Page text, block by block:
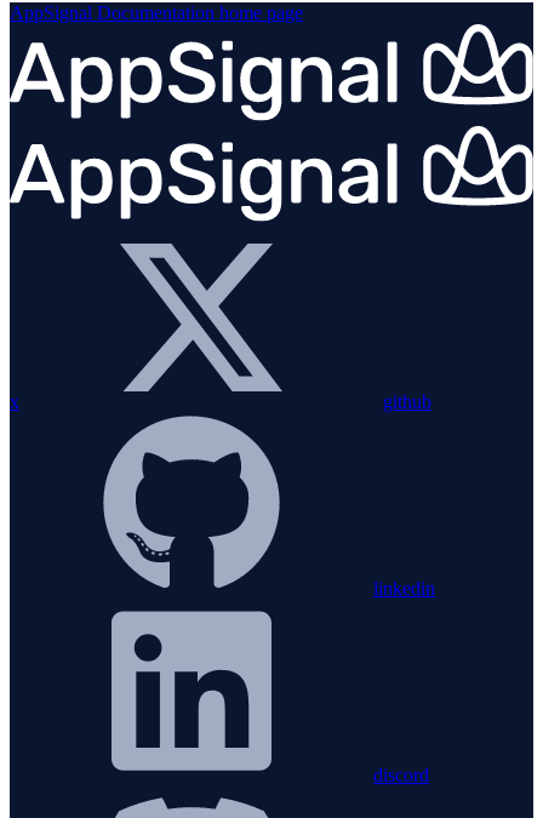
AppSignal Documentation home page
x github
linkedin
discord